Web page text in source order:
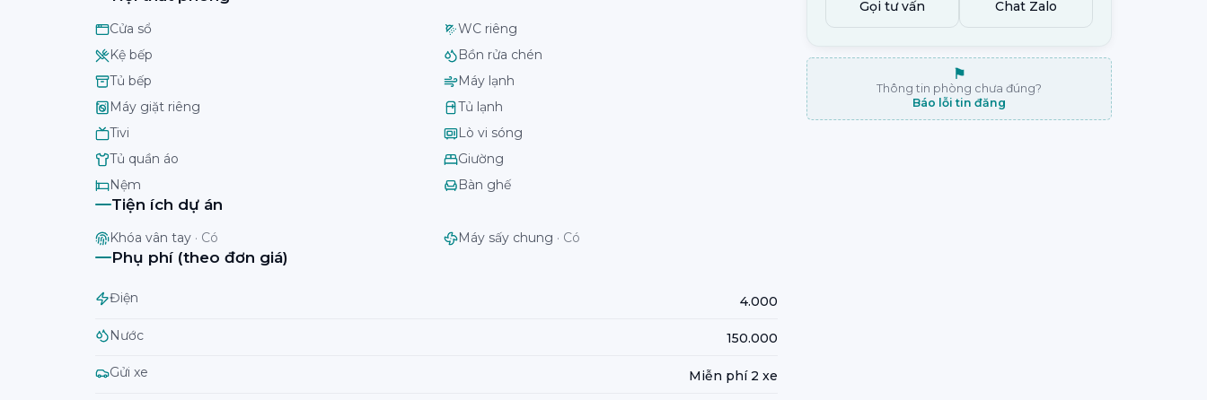
Cửa sổ
WC riêng
Kệ bếp
Bồn rửa chén
Tủ bếp
Máy lạnh
Máy giặt riêng
Tủ lạnh
Tivi
Lò vi sóng
Tủ quần áo
Giường
Nệm
Bàn ghế
Tiện ích dự án
Khóa vân tay · Có Máy sấy chung · Có
Phụ phí (theo đơn giá)
Điện 4.000
Nước 150.000
Gửi xe Miễn phí 2 xe
Gọi tư vấn Chat Zalo
⚑
Thông tin phòng chưa đúng?
Báo lỗi tin đăng